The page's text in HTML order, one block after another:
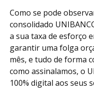
Como se pode
consolidado
a sua taxa de esforço
garantir uma folga
mês, e tudo de forma
como assinalamos, o
100% digital aos seus